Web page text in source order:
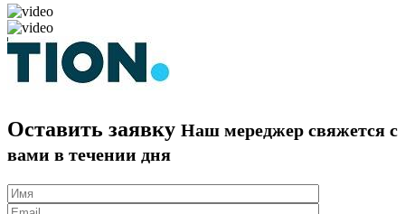
Оставить заявку Наш мереджер свяжется с
вами в течении дня